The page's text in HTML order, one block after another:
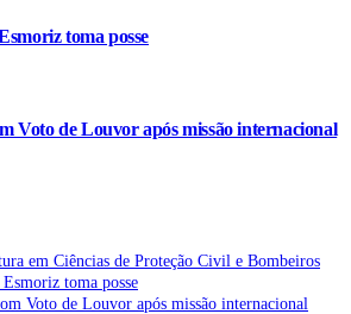
toma posse
Voto de Louvor após missão internacional
em Ciências de Proteção Civil e Bombeiros
toma posse
Voto de Louvor após missão internacional